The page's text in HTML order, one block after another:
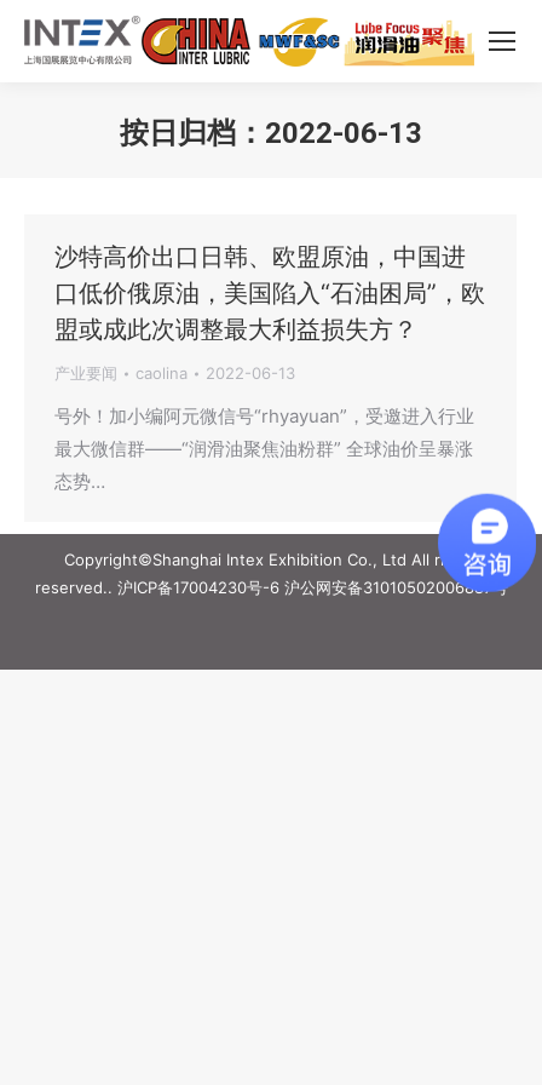
按日归档： 2022-06-13
沙特高价出口日韩、欧盟原油，中国进
口低价俄原油，美国陷入“石油困局”，欧
盟或成此次调整最大利益损失方？
产业要闻 caolina 2022-06-13
号外！加小编阿元微信号“rhyayuan”，受邀进入行业
最大微信群——“润滑油聚焦油粉群” 全球油价呈暴涨
态势…
Copyright©Shanghai Intex Exhibition Co., Ltd All rights
reserved.. 沪ICP备17004230号-6沪公网安备31010502006887号